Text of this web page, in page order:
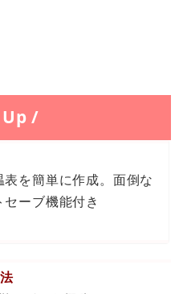
/
を簡単に作成。面倒な
ーブ機能付き